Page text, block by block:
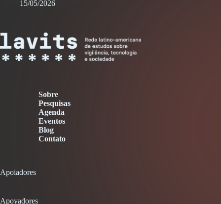
15/05/2026
Sobre
Pesquisas
Agenda
Eventos
Blog
Contato
Apoiadores
Apoyadores